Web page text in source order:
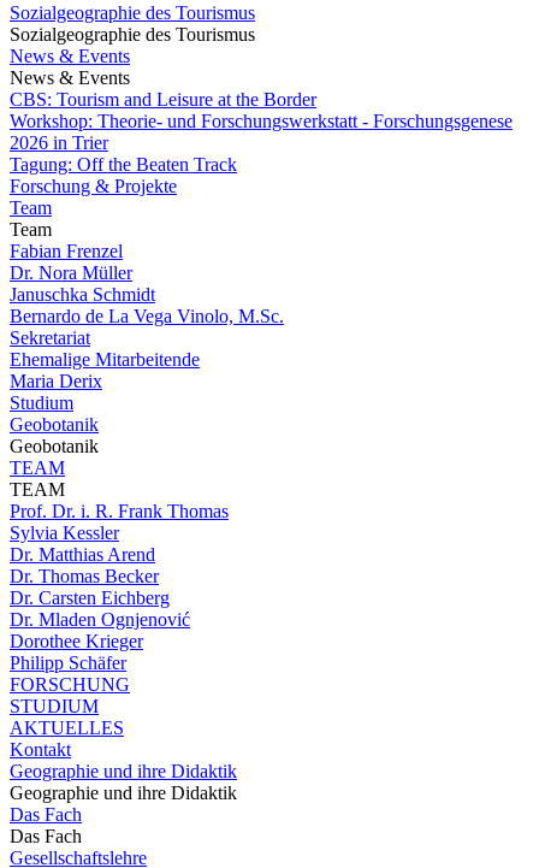
Sozialgeographie des Tourismus
Sozialgeographie des Tourismus
News & Events
News & Events
CBS: Tourism and Leisure at the Border
Workshop: Theorie- und Forschungswerkstatt - Forschungsgenese
2026 in Trier
Tagung: Off the Beaten Track
Forschung & Projekte
Team
Team
Fabian Frenzel
Dr. Nora Müller
Januschka Schmidt
Bernardo de La Vega Vinolo, M.Sc.
Sekretariat
Ehemalige Mitarbeitende
Maria Derix
Studium
Geobotanik
Geobotanik
TEAM
TEAM
Prof. Dr. i. R. Frank Thomas
Sylvia Kessler
Dr. Matthias Arend
Dr. Thomas Becker
Dr. Carsten Eichberg
Dr. Mladen Ognjenović
Dorothee Krieger
Philipp Schäfer
FORSCHUNG
STUDIUM
AKTUELLES
Kontakt
Geographie und ihre Didaktik
Geographie und ihre Didaktik
Das Fach
Das Fach
Gesellschaftslehre